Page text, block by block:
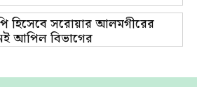
হিসেবে সরোয়ার আলমগীরের
আপিল বিভাগের